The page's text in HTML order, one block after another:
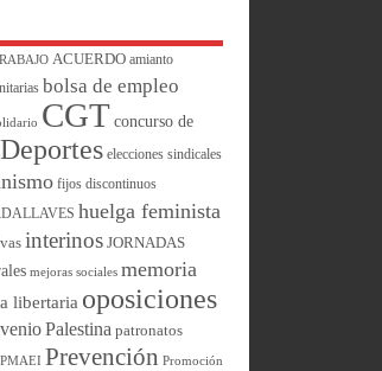
ACUERDO amianto
bolsa de empleo
CGT concurso de
Deportes elecciones sindicales
fijos discontinuos
huelga feminista
interinos JORNADAS
mejoras sociales memoria
libertaria oposiciones
Palestina patronatos
PMAEI Prevención Promoción